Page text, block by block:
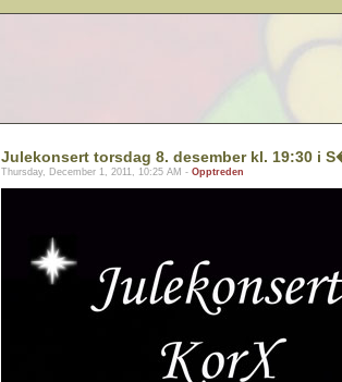
Julekonsert torsdag 8. desember kl. 19:30 i
Thursday, December 1, 2011, 10:25 AM - Opptreden